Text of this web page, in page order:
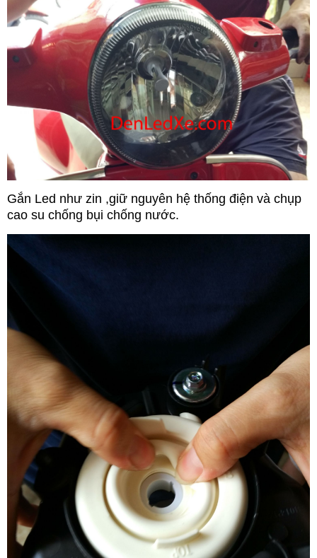
Gắn Led như zin ,giữ nguyên hệ thống điện và chụp
cao su chống bụi chống nước.